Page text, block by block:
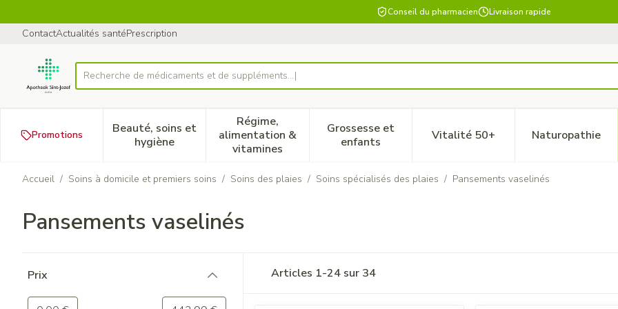
Conseil du pharmacien Livraison rapide
ContactActualités santéPrescription
Rechercher
Recherche de médicaments et de su
Promotions
Beauté, soins et
hygièneAfficher le sous-menu pour la catégorie Beauté, soins et hygiène
Régime,
alimentation &
vitamines
Afficher le sous-menu pour la catégorie Régime, alimentation &
Grossesse et
enfantsAfficher le sous-menu pour la catégorie
Vitalité 50+Afficher le sous-menu pour la
Naturopathie
Afficher
Accueil / Soins à domicile et premiers soins / Soins des plaies / Soins spécialisés des plaies / Pansements vaselinés
Pansements vaselinés
Prix
Articles 1-24 sur 34